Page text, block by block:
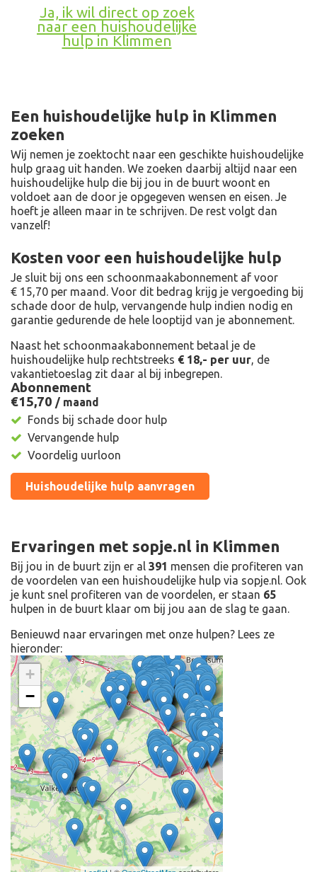
Ja, ik wil direct op zoek
naar een huishoudelijke
hulp in Klimmen
Een huishoudelijke hulp in Klimmen
zoeken
Wij nemen je zoektocht naar een geschikte huishoudelijke
hulp graag uit handen. We zoeken daarbij altijd naar een
huishoudelijke hulp die bij jou in de buurt woont en
voldoet aan de door je opgegeven wensen en eisen. Je
hoeft je alleen maar in te schrijven. De rest volgt dan
vanzelf!
Kosten voor een huishoudelijke hulp
Je sluit bij ons een schoonmaakabonnement af voor
€ 15,70 per maand . Voor dit bedrag krijg je vergoeding bij
schade door de hulp, vervangende hulp indien nodig en
garantie gedurende de hele looptijd van je abonnement.
Naast het schoonmaakabonnement betaal je de
huishoudelijke hulp rechtstreeks € 18,- per uur, de
vakantietoeslag zit daar al bij inbegrepen.
Abonnement
€15,70 / maand
Fonds bij schade door hulp
Vervangende hulp
Voordelig uurloon
Huishoudelijke hulp aanvragen
Ervaringen met sopje.nl in Klimmen
Bij jou in de buurt zijn er al 391 mensen die profiteren van
de voordelen van een huishoudelijke hulp via sopje.nl. Ook
je kunt snel profiteren van de voordelen, er staan 65
hulpen in de buurt klaar om bij jou aan de slag te gaan.
Benieuwd naar ervaringen met onze hulpen? Lees ze
hieronder:
feedback,
Anoniem
"Bemiddelingsbureau
voor huishoudelijke
hulp"
Ontdek meer ervaringen
Huishoudelijke Hulp bij
jou in de buurt
+
−